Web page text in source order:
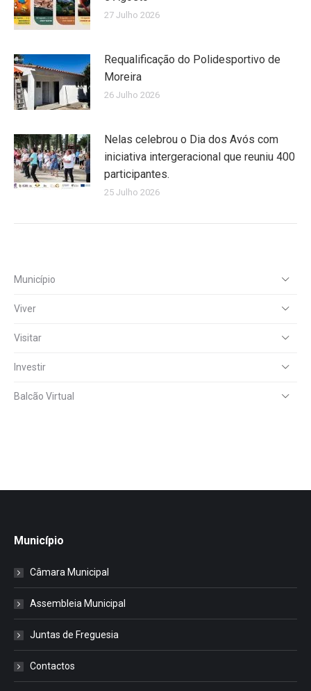
27 Julho 2026
Requalificação do Polidesportivo de
Moreira
26 Julho 2026
Nelas celebrou o Dia dos Avós com
iniciativa intergeracional que reuniu 400
participantes.
25 Julho 2026
Município
Viver
Visitar
Investir
Balcão Virtual
Município
Câmara Municipal
Assembleia Municipal
Juntas de Freguesia
Contactos